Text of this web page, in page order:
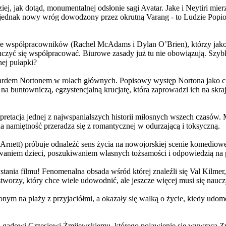
jak dotąd, monumentalnej odsłonie sagi Avatar. Jake i Neytiri
nowy wróg dowodzony przez okrutną Varang - to Ludzie
(Rachel McAdams i Dylan O’Brien), którzy
się współpracować. Biurowe zasady już tu nie obowiązują.
pułapki?
Nortonem w rolach głównych. Popisowy występ Nortona jako
buntowniczą, egzystencjalną krucjatę, która zaprowadzi ich na
jednej z najwspanialszych historii miłosnych wszech
przeradza się z romantycznej w odurzającą i toksyczną.
próbuje odnaleźć sens życia na nowojorskiej scenie
dzieci, poszukiwaniem własnych tożsamości i odpowiedzią
filmu! Fenomenalna obsada wśród której znaleźli się Val
który chce wiele udowodnić, ale jeszcze więcej musi się
na plaży z przyjaciółmi, a okazały się walką o życie, kiedy